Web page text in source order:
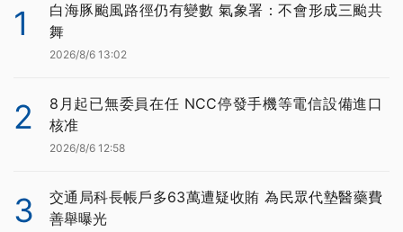
1
白海豚颱風路徑仍有變數 氣象署：不會形成三颱共
舞
2026/8/6 13:02
2
8月起已無委員在任 NCC停發手機等電信設備進口
核准
2026/8/6 12:58
3
交通局科長帳戶多63萬遭疑收賄 為民眾代墊醫藥費
善舉曝光